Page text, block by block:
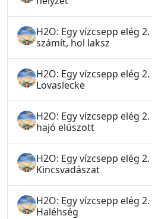
H2O: Egy vízcsepp elég
számít, hol laksz
H2O: Egy vízcsepp elég 2.
Lovaslecke
H2O: Egy vízcsepp elég 2.
hajó elúszott
H2O: Egy vízcsepp elég 2.
Kincsvadászat
H2O: Egy vízcsepp elég 2.
Haléhség